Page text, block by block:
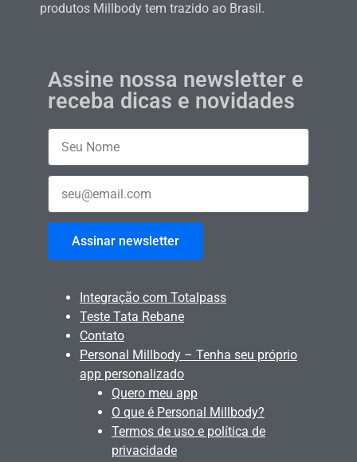
produtos Millbody tem trazido ao Brasil.
Assine nossa newsletter e
receba dicas e novidades
Assinar newsletter
Integração com Totalpass
Teste Tata Rebane
Contato
Personal Millbody – Tenha seu próprio
app personalizado
Quero meu app
O que é Personal Millbody?
Termos de uso e política de
privacidade